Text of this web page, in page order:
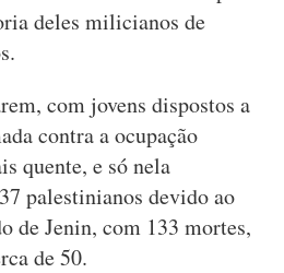
deles milicianos de
com jovens dispostos a
contra a ocupação
quente, e só nela
palestinianos devido ao
de Jenin, com 133 mortes,
de 50.